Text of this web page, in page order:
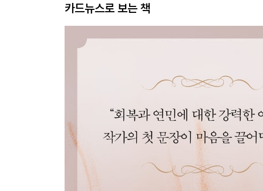
카드뉴스로 보는 책